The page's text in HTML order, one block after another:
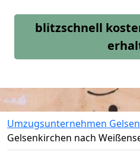
blitzschnell
Umzugsunternehmen
Gelsenkirchen nach